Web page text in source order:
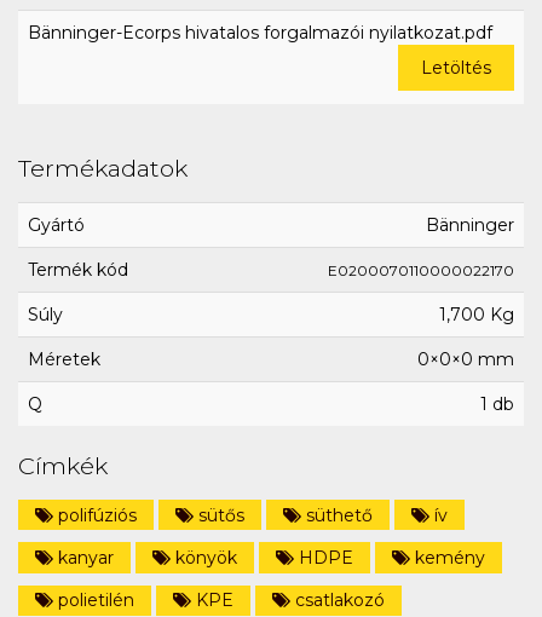
Bänninger-Ecorps hivatalos forgalmazói nyilatkozat.pdf
Letöltés
Termékadatok
Gyártó Bänninger
Termék kód E0200070110000022170
Súly 1,700 Kg
Méretek 0×0×0 mm
Q 1 db
Címkék
polifúziós sütős süthető
ív
kanyar
könyök HDPE
kemény
polietilén
KPE
csatlakozó